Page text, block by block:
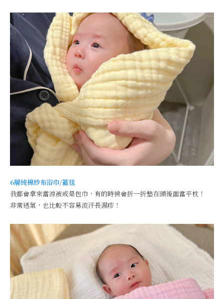
6層純棉紗布浴巾/蓋毯
我都會拿來當涼被或是包巾，有的時候會折一折墊在頭後面當平枕！
非常透氣，也比較不容易流汗長濕疹！